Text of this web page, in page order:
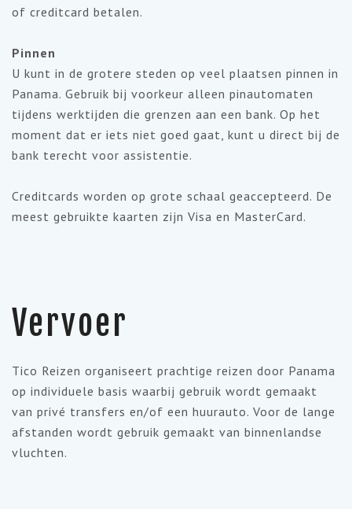
of creditcard betalen.
Pinnen
U kunt in de grotere steden op veel plaatsen pinnen in
Panama. Gebruik bij voorkeur alleen pinautomaten
tijdens werktijden die grenzen aan een bank. Op het
moment dat er iets niet goed gaat, kunt u direct bij de
bank terecht voor assistentie.
Creditcards worden op grote schaal geaccepteerd. De
meest gebruikte kaarten zijn Visa en MasterCard.
Vervoer
Tico Reizen organiseert prachtige reizen door Panama
op individuele basis waarbij gebruik wordt gemaakt
van privé transfers en/of een huurauto. Voor de lange
afstanden wordt gebruik gemaakt van binnenlandse
vluchten.